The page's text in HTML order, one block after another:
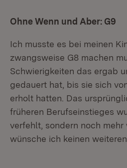
Ohne Wenn und Aber: G9
Ich musste es bei meinen
zwangsweise G8 machen
Schwierigkeiten das ergab
gedauert hat, bis sie sich
erholt hatten. Das
früheren Berufseinstieges
verfehlt, sondern noch mehr
wünsche ich keinen